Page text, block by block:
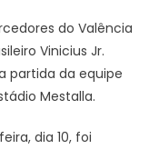
do Valência
Vinicius Jr.
partida da equipe
Mestalla.
dia 10, foi